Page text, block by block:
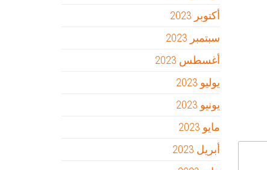
أكتوبر 2023
سبتمبر 2023
أغسطس 2023
يوليو 2023
يونيو 2023
مايو 2023
أبريل 2023